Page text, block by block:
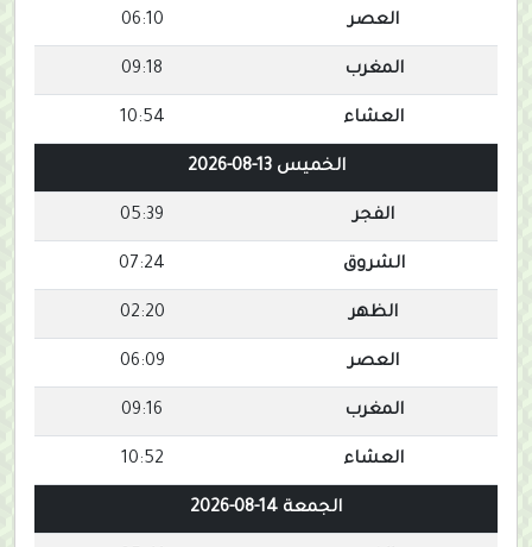
العصر 06:10
المغرب 09:18
العشاء 10:54
الخميس 13-08-2026
الفجر 05:39
الشروق 07:24
الظهر 02:20
العصر 06:09
المغرب 09:16
العشاء 10:52
الجمعة 14-08-2026